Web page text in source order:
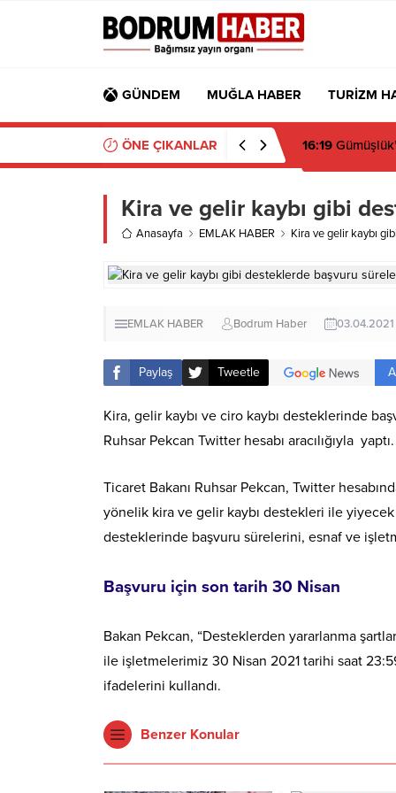
GÜNDEM MUĞLA HABER TURİZM
ÖNE ÇIKANLAR 16:19
Kira ve gelir kaybı gibi
Anasayfa EMLAK HABER Kira ve gelir kaybı
EMLAK HABER Bodrum Haber 03.04.2021
Paylaş Tweetle
Kira, gelir kaybı ve ciro kaybı desteklerinde
Ruhsar Pekcan Twitter hesabı aracılığıyla yaptı.
Ticaret Bakanı Ruhsar Pekcan, Twitter
yönelik kira ve gelir kaybı destekleri ile
desteklerinde başvuru sürelerini, esnaf ve
Başvuru için son tarih 30 Nisan
Bakan Pekcan, “Desteklerden yararlanma
ile işletmelerimiz 30 Nisan 2021 tarihi saat
ifadelerini kullandı.
Benzer Konular